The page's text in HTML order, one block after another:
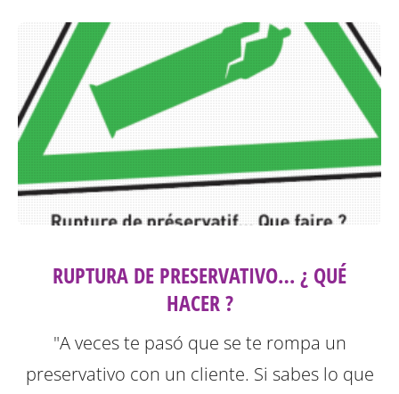
RUPTURA DE PRESERVATIVO… ¿ QUÉ
HACER ?
"A veces te pasó que se te rompa un
preservativo con un cliente. Si sabes lo que